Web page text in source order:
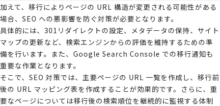
加えて、移行によりページの URL 構造が変更される可能性がある
場合、SEO への悪影響を防ぐ対策が必要となります。
具体的には、301リダイレクトの設定、メタデータの保持、サイト
マップの更新など、検索エンジンからの評価を維持するための準
備を行います。また、Google Search Console での移行通知も
重要な作業となります。
そこで、SEO 対策では、主要ページの URL 一覧を作成し、移行前
後の URL マッピング表を作成することが効果的です。さらに、重
要なページについては移行後の検索順位を継続的に監視する体制